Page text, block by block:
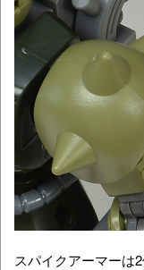
スパイクアーマーは